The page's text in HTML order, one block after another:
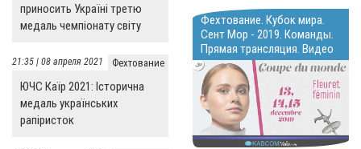
приносить Україні третю
медаль чемпіонату світу
Фехтование
21:35 | 08 апреля 2021
ЮЧС Каїр 2021: Історична
медаль українських
рапіристок
Фехтование. Кубок мира.
Сент Мор - 2019. Команды.
Прямая трансляция. Видео